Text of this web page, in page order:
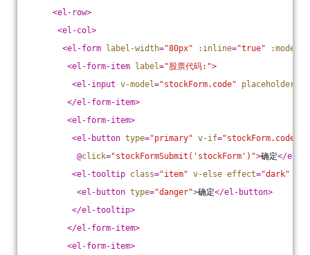
<el-row>
<el-col>
<el-form label-width="80px" :inline="true" :model
<el-form-item label="股票代码:">
<el-input v-model="stockForm.code" placeholder
</el-form-item>
<el-form-item>
<el-button type="primary" v-if="stockForm.code"
@click="stockFormSubmit('stockForm')">确定</el-
<el-tooltip class="item" v-else effect="dark"
<el-button type="danger">确定</el-button>
</el-tooltip>
</el-form-item>
<el-form-item>